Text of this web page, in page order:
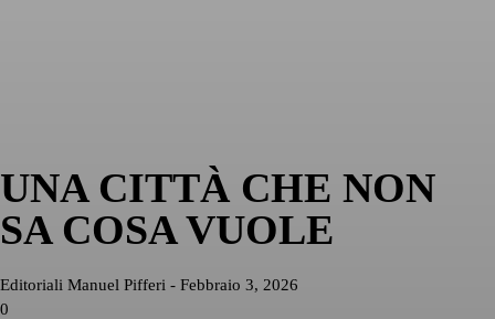
UNA CITTÀ CHE NON
SA COSA VUOLE
Editoriali Manuel Pifferi - Febbraio 3, 2026
0